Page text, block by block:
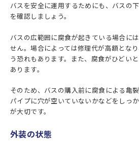
バスを安全に運用するためにも、バスの
を確認しましょう。
バスの広範囲に腐食が起きている場合に
せん。場合によっては修理代が高額とな
う恐れもあります。また、腐食がひどい
あります。
そのため、バスの購入前に腐食による亀
パイプに穴が空いていないかなどをしっ
が大切です。
外装の状態